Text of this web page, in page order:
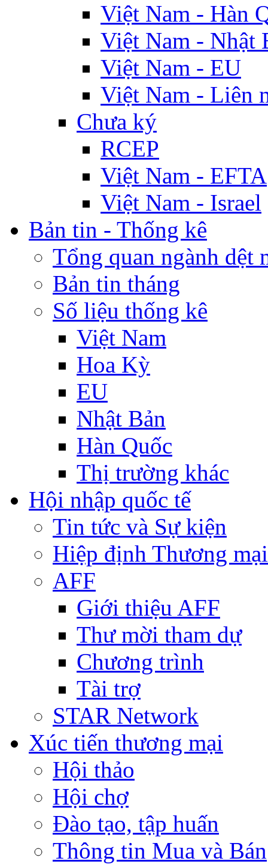
Việt Nam - Hàn
Việt Nam - Nhật
Việt Nam - EU
Việt Nam - Liên
Chưa ký
RCEP
Việt Nam - EFTA
Việt Nam - Israel
Bản tin - Thống kê
Tổng quan ngành dệt
Bản tin tháng
Số liệu thống kê
Việt Nam
Hoa Kỳ
EU
Nhật Bản
Hàn Quốc
Thị trường khác
Hội nhập quốc tế
Tin tức và Sự kiện
Hiệp định Thương
AFF
Giới thiệu AFF
Thư mời tham dự
Chương trình
Tài trợ
STAR Network
Xúc tiến thương mại
Hội thảo
Hội chợ
Đào tạo, tập huấn
Thông tin Mua và Bán